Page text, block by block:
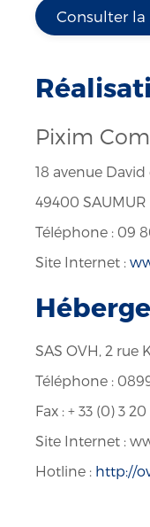
Consulter
Pixim
18 avenue
49400 SAUMUR
Téléphone : 09
Site Internet :
SAS OVH, 2 rue
Téléphone :
Fax : + 33 (0) 3
Site Internet :
Hotline : http://